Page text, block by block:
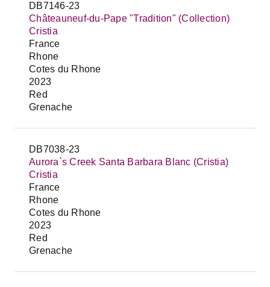
DB7146-23
Châteauneuf-du-Pape "Tradition" (Collection)
Cristia
France
Rhone
Cotes du Rhone
2023
Red
Grenache
DB7038-23
Aurora`s Creek Santa Barbara Blanc (Cristia)
Cristia
France
Rhone
Cotes du Rhone
2023
Red
Grenache